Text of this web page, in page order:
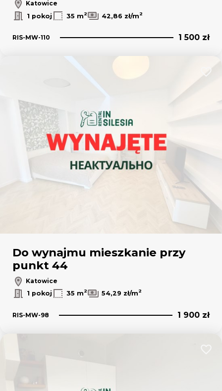
Katowice
1 pokoj
35 m2 42,86 zł/m2
RIS-MW-110 1 500 zł
Do wynajmu mieszkanie przy
punkt 44
Katowice
1 pokoj
35 m2 54,29 zł/m2
RIS-MW-98 1 900 zł